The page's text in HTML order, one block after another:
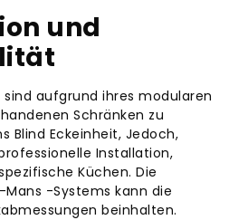
und
aufgrund ihres modularen
Schränken zu
Blind Eckeinheit, Jedoch,
Installation,
Küchen. Die
Mans -Systems kann die
beinhalten.